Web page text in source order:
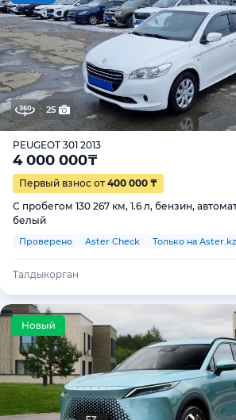
25
PEUGEOT 301 2013
4 000 000₸
Первый взнос от 400 000 ₸
С пробегом 130 267 км, 1.6 л, бензин,
белый
Проверено Aster Check Только на Aster.kz
Талдыкорган